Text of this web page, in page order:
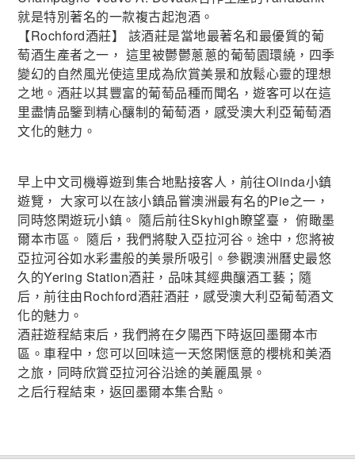
就是特別著名的一款複古起泡酒。
【Rochford酒莊】 該酒莊是當地最著名和最優質的葡
萄酒生產者之一， 這里被鬱鬱蔥蔥的葡萄園環繞，四季
變幻的自然風光使這里成為欣賞美景和放鬆心靈的理想
之地。酒莊以其豐富的葡萄品種而聞名，遊客可以在這
里盡情品鑒到精心釀制的葡萄酒，感受澳大利亞葡萄酒
文化的魅力。
早上中文司機導遊到集合地點接客人，前往Olinda小鎮
遊覽， 大家可以在該小鎮品嘗澳洲最有名的Pie之一，
同時悠閑遊玩小鎮。 隨后前往Skyhigh瞭望臺， 俯瞰墨
爾本市區。 隨后，我們將駛入亞拉河谷。途中，您將被
亞拉河谷如水彩畫般的美景所吸引。參觀澳洲曆史最悠
久的Yering Station酒莊，品味其經典釀酒工藝；隨
后，前往由Rochford酒莊酒莊，感受澳大利亞葡萄酒文
化的魅力。
酒莊遊程結束后，我們將在夕陽西下時返回墨爾本市
區。車程中，您可以回味這一天悠閑惬意的櫻桃和美酒
之旅，同時欣賞亞拉河谷沿途的美麗風景。
之后行程結束，返回墨爾本集合點。